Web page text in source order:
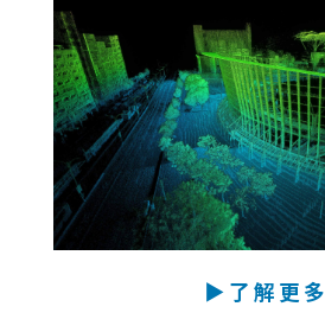
▶了解更多